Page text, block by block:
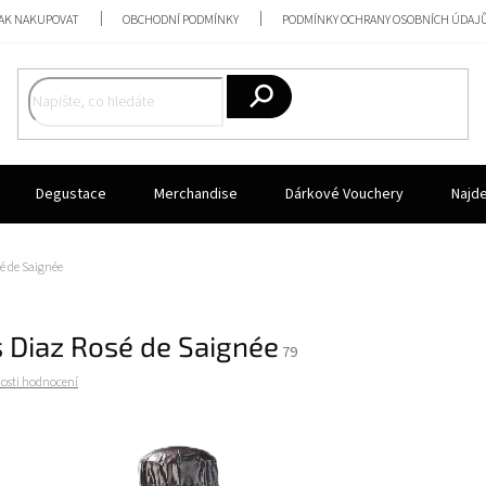
NAKUPOVAT OBCHODNÍ PODMÍNKY PODMÍNKY OCHRANY OSOBNÍCH
Degustace Merchandise Dárkové Vouchery
de Saignée
Rosé de Saignée 79
hodnocení